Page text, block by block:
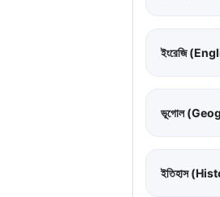
ইংরেজি
ভূগোল
ইতিহাস